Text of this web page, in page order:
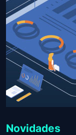
Novidades